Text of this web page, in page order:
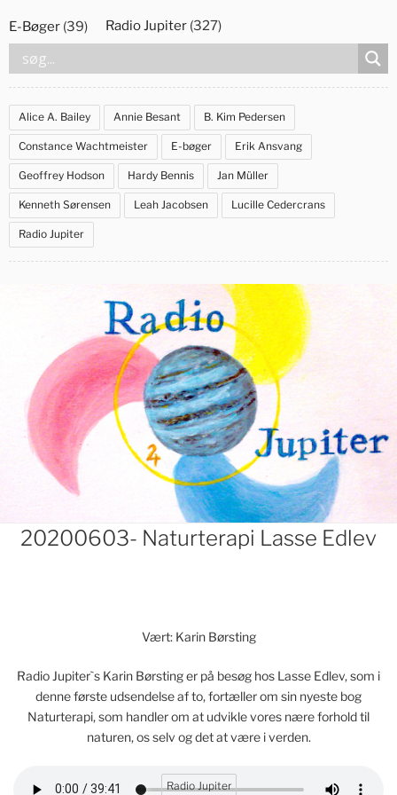
til
indhold
E-Bøger (39) Radio Jupiter (327)
Alice A. Bailey Annie Besant B. Kim Pedersen
Constance Wachtmeister E-bøger Erik Ansvang
Geoffrey Hodson Hardy Bennis Jan Müller
Kenneth Sørensen Leah Jacobsen Lucille Cedercrans
Radio Jupiter
20200603- Naturterapi Lasse Edlev
Vært: Karin Børsting
Radio Jupiter`s Karin Børsting er på besøg hos Lasse Edlev, som i
denne første udsendelse af to, fortæller om sin nyeste bog
Naturterapi, som handler om at udvikle vores nære forhold til
naturen, os selv og det at være i verden.
Indlægsnavigation
Radio Jupiter